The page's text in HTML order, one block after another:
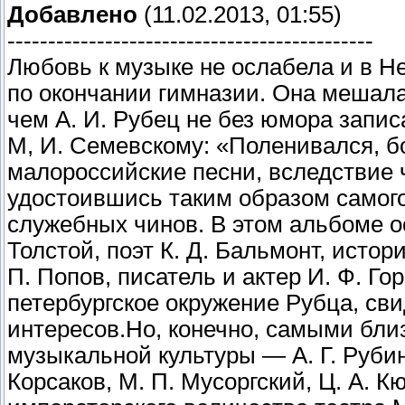
Добавлено (11.02.2013, 01:55)
---------------------------------------------
Любовь к музыке не ослабела и в
по окончании гимназии. Она
чем А. И. Рубец не без юмора
М, И. Семевскому: «Поленивался,
малороссийские песни,
удостоившись таким образом
служебных чинов. В этом альбоме
Толстой, поэт К. Д. Бальмонт,
П. Попов, писатель и актер И. Ф.
петербургское окружение Рубца,
интересов.Но, конечно, самыми
музыкальной культуры — А. Г.
Корсаков, М. П. Мусоргский, Ц. А.